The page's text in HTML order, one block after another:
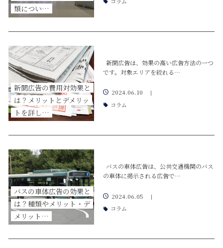
類につい…
新聞広告の費用対効果と
は？メリットとデメリッ
トを詳し…
新聞広告は、効果の高い広告方法の一つ
です。対象エリアを絞れる…
2024.06.10
コラム
バスの車体広告の効果と
は？種類やメリット・デ
メリット…
バスの車体広告は、公共交通機関のバス
の車体に掲示される広告で…
2024.06.05 |
コラム